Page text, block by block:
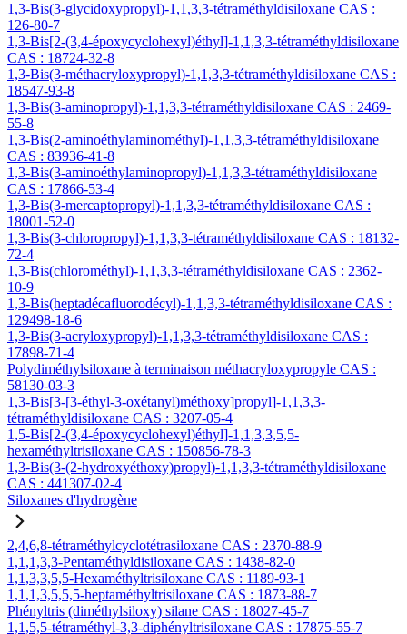
1,3-Bis(3-glycidoxypropyl)-1,1,3,3-tétraméthyldisiloxane CAS :
126-80-7
1,3-Bis[2-(3,4-époxycyclohexyl)éthyl]-1,1,3,3-tétraméthyldisiloxane
CAS : 18724-32-8
1,3-Bis(3-méthacryloxypropyl)-1,1,3,3-tétraméthyldisiloxane CAS :
18547-93-8
1,3-Bis(3-aminopropyl)-1,1,3,3-tétraméthyldisiloxane CAS : 2469-
55-8
1,3-Bis(2-aminoéthylaminométhyl)-1,1,3,3-tétraméthyldisiloxane
CAS : 83936-41-8
1,3-Bis(3-aminoéthylaminopropyl)-1,1,3,3-tétraméthyldisiloxane
CAS : 17866-53-4
1,3-Bis(3-mercaptopropyl)-1,1,3,3-tétraméthyldisiloxane CAS :
18001-52-0
1,3-Bis(3-chloropropyl)-1,1,3,3-tétraméthyldisiloxane CAS : 18132-
72-4
1,3-Bis(chlorométhyl)-1,1,3,3-tétraméthyldisiloxane CAS : 2362-
10-9
1,3-Bis(heptadécafluorodécyl)-1,1,3,3-tétraméthyldisiloxane CAS :
129498-18-6
1,3-Bis(3-acryloxypropyl)-1,1,3,3-tétraméthyldisiloxane CAS :
17898-71-4
Polydiméthylsiloxane à terminaison méthacryloxypropyle CAS :
58130-03-3
1,3-Bis[3-[3-éthyl-3-oxétanyl)méthoxy]propyl]-1,1,3,3-
tétraméthyldisiloxane CAS : 3207-05-4
1,5-Bis[2-(3,4-époxycyclohexyl)éthyl]-1,1,3,3,5,5-
hexaméthyltrisiloxane CAS : 150856-78-3
1,3-Bis(3-(2-hydroxyéthoxy)propyl)-1,1,3,3-tétraméthyldisiloxane
CAS : 441307-02-4
Siloxanes d'hydrogène
2,4,6,8-tétraméthylcyclotétrasiloxane CAS : 2370-88-9
1,1,1,3,3-Pentaméthyldisiloxane CAS : 1438-82-0
1,1,3,3,5,5-Hexaméthyltrisiloxane CAS : 1189-93-1
1,1,1,3,5,5,5-heptaméthyltrisiloxane CAS : 1873-88-7
Phényltris (diméthylsiloxy) silane CAS : 18027-45-7
1,1,5,5-tétraméthyl-3,3-diphényltrisiloxane CAS : 17875-55-7